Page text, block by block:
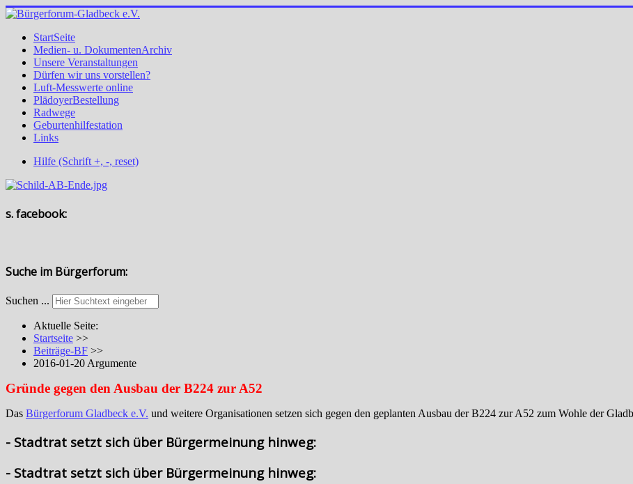
StartSeite
Medien- u. DokumentenArchiv
Unsere Veranstaltungen
Dürfen wir uns vorstellen?
Luft-Messwerte online
PlädoyerBestellung
Radwege
Geburtenhilfestation
Links
Hilfe (Schrift +, -, reset)
s. facebook:
Suche im Bürgerforum:
Suchen ...
Aktuelle Seite:
Startseite >>
Beiträge-BF >>
2016-01-20 Argumente
Gründe gegen den Ausbau der B224 zur A52
Das Bürgerforum Gladbeck e.V. und weitere Organisationen setzen sich gegen den geplanten Ausbau der B224 zur A52 zum Wohle der
- Stadtrat setzt sich über Bürgermeinung hinweg:
- Stadtrat setzt sich über Bürgermeinung hinweg: